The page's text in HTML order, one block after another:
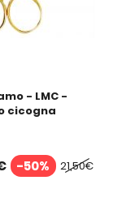
- LMC -
cicogna
21,50€
-50%